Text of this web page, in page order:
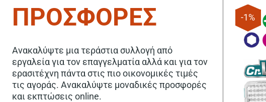
ΠΡΟΣΦΟΡΕΣ
Ανακαλύψτε μια τεράστια συλλογή από
εργαλεία για τον επαγγελματία αλλά και για τον
ερασιτέχνη πάντα στις πιο οικονομικές τιμές
τις αγοράς. Ανακαλύψτε μοναδικές προσφορές
και εκπτώσεις online.
-1%